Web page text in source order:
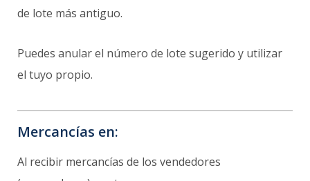
de lote más antiguo.
Puedes anular el número de lote sugerido y utilizar
el tuyo propio.
Mercancías en:
Al recibir mercancías de los vendedores